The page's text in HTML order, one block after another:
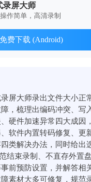
录屏大师
操作简单，高清录制
免费下载 (Android)
屏大师录出文件大小正
，梳理出编码冲突、写
硬件加速异常四大成因
软件内置转码修复、更
类解决办法，同时给出
结束录制、不直存外置
前预防设置，并解答相
素材大多可修复，规范